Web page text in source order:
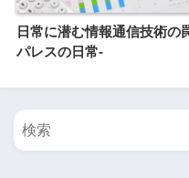
日常に潜む情報通信技術の
パレスの日常-